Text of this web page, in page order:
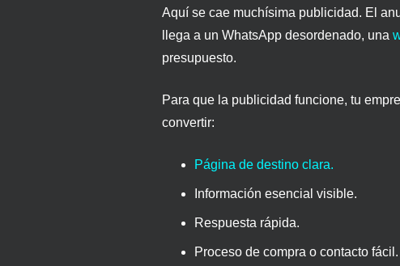
Aquí se cae muchísima publicidad. El
llega a un WhatsApp desordenado, una
presupuesto.
Para que la publicidad funcione, tu
convertir:
Página de destino clara.
Información esencial visible.
Respuesta rápida.
Proceso de compra o contacto fácil.